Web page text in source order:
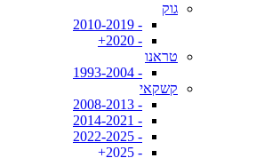
גוק
- 2010-2019
- 2020+
טראנו
- 1993-2004
קשקאי
- 2008-2013
- 2014-2021
- 2022-2025
- 2025+